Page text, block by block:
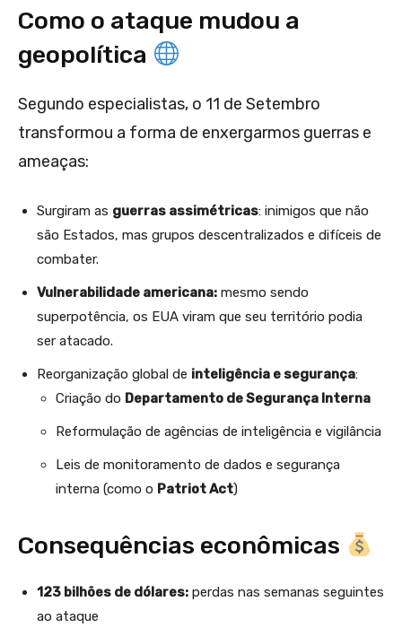
Como o ataque mudou a
geopolítica
Segundo especialistas, o 11 de Setembro
transformou a forma de enxergarmos guerras e
ameaças:
Surgiram as guerras assimétricas: inimigos que não
são Estados, mas grupos descentralizados e difíceis de
combater.
Vulnerabilidade americana: mesmo sendo
superpotência, os EUA viram que seu território podia
ser atacado.
Reorganização global de inteligência e segurança:
Criação do Departamento de Segurança Interna
Reformulação de agências de inteligência e vigilância
Leis de monitoramento de dados e segurança
interna (como o Patriot Act)
Consequências econômicas
123 bilhões de dólares: perdas nas semanas seguintes
ao ataque